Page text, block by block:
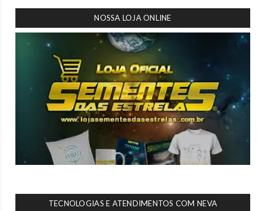
NOSSA LOJA ONLINE
TECNOLOGIAS E ATENDIMENTOS COM NEVA